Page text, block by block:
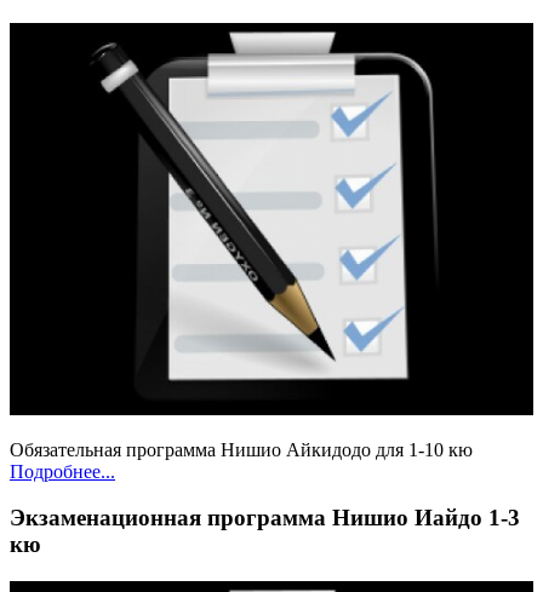
Обязательная программа Нишио Айкидодо для 1-10 кю
Подробнее...
Экзаменационная программа Нишио Иайдо 1-3
кю